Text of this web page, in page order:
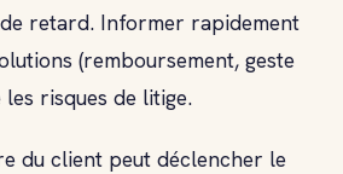
retard. Informer rapidement
(remboursement, geste
risques de litige.
du client peut déclencher le